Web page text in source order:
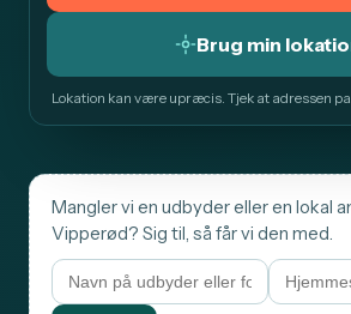
Brug min
Lokation kan være upræcis. Tjek at adressen
Mangler vi en udbyder eller en lokal
Vipperød? Sig til, så får vi den med.